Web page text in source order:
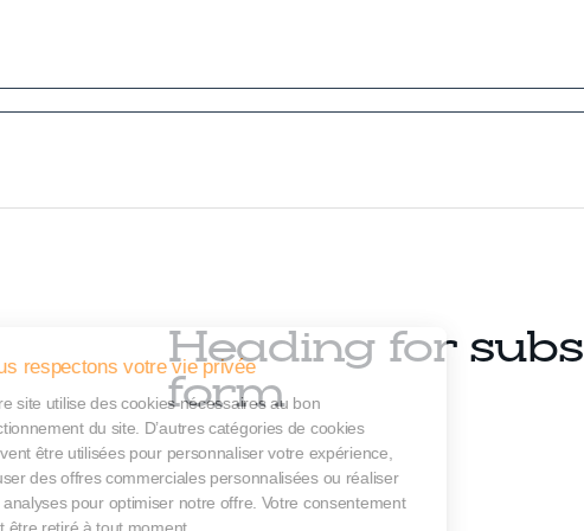
Nous respectons votre vie privée
Notre site utilise des cookies nécessaires au bon
fonctionnement du site. D’autres catégories de cookies
peuvent être utilisées pour personnaliser votre expérience,
diffuser des offres commerciales personnalisées ou réaliser
des analyses pour optimiser notre offre. Votre consentement
Heading for
form